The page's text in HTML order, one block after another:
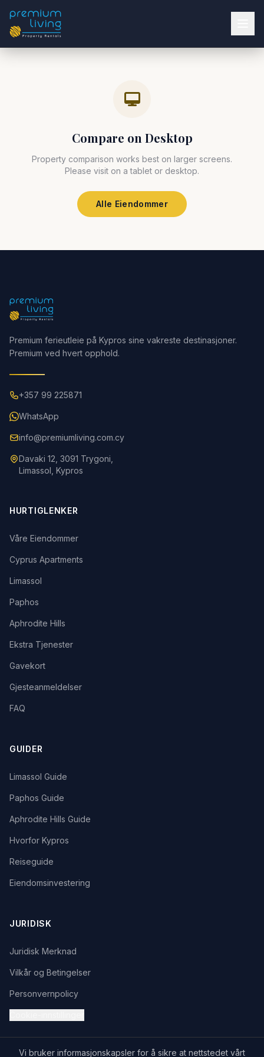
Compare on Desktop
Property comparison works best on larger screens.
Please visit on a tablet or desktop.
Alle Eiendommer
Premium ferieutleie på Kypros sine vakreste destinasjoner.
Premium ved hvert opphold.
+357 99 225871
WhatsApp
info@premiumliving.com.cy
Davaki 12, 3091 Trygoni,
Limassol, Kypros
HURTIGLENKER
Våre Eiendommer
Cyprus Apartments
Limassol
Paphos
Aphrodite Hills
Ekstra Tjenester
Gavekort
Gjesteanmeldelser
FAQ
GUIDER
Limassol Guide
Paphos Guide
Aphrodite Hills Guide
Hvorfor Kypros
Reiseguide
Eiendomsinvestering
JURIDISK
Juridisk Merknad
Vilkår og Betingelser
Personvernpolicy
Vi bruker informasjonskapsler for å sikre at nettstedet vårt